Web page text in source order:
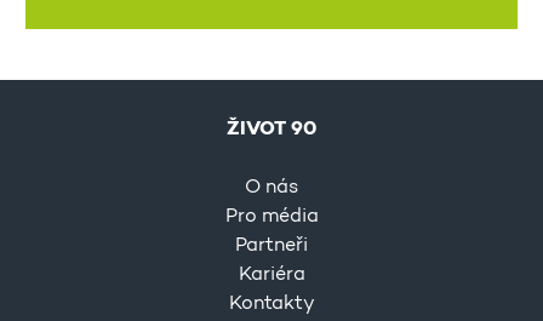
ŽIVOT 90
O nás
Pro média
Partneři
Kariéra
Kontakty